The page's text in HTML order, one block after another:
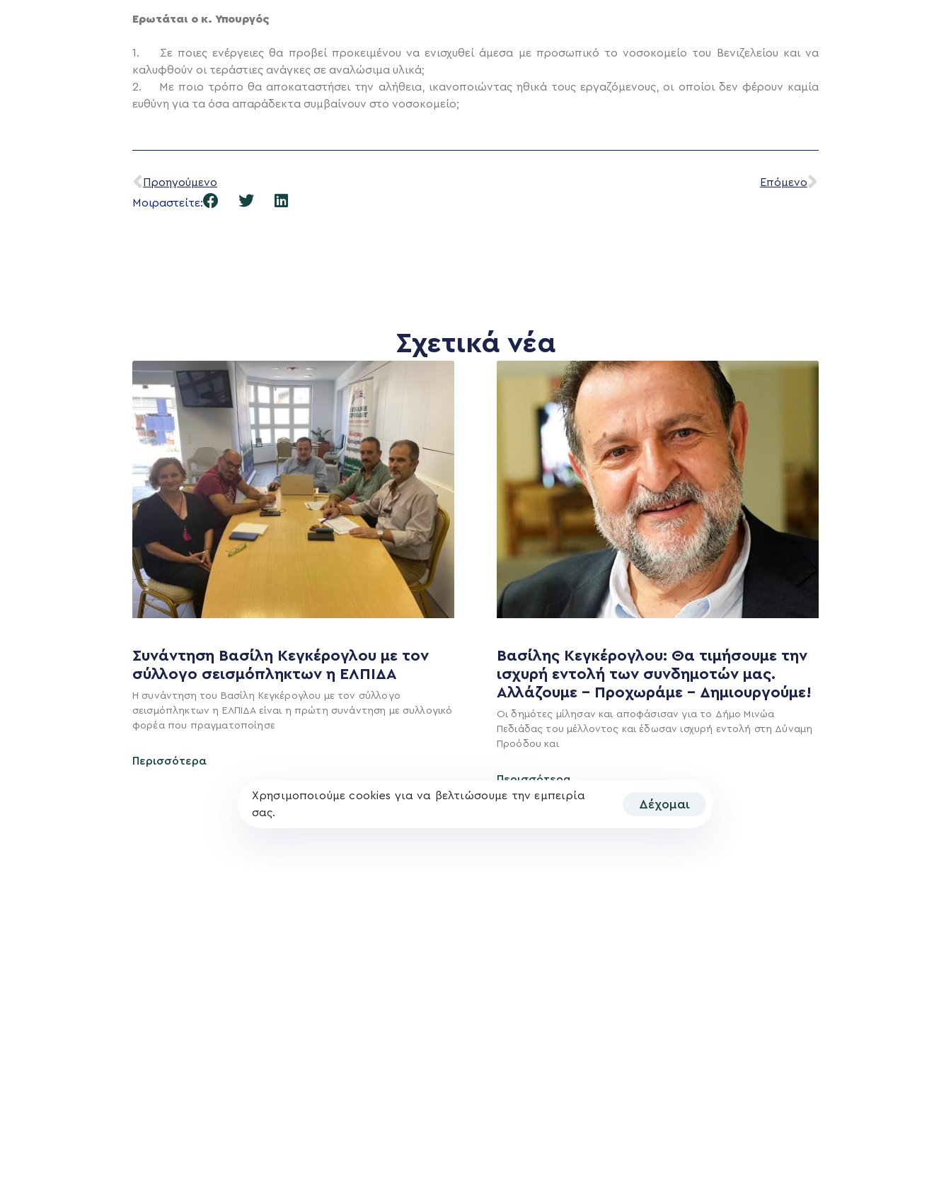
Ερωτάται ο κ. Υπουργός
1. Σε ποιες ενέργειες θα προβεί προκειμένου να ενισχυθεί άμεσα με προσωπικό το νοσοκομείο του Βενιζελείου και να
καλυφθούν οι τεράστιες ανάγκες σε αναλώσιμα υλικά;
2. Με ποιο τρόπο θα αποκαταστήσει την αλήθεια, ικανοποιώντας ηθικά τους εργαζόμενους, οι οποίοι δεν φέρουν καμία
ευθύνη για τα όσα απαράδεκτα συμβαίνουν στο νοσοκομείο;
Προηγούμενο
Επόμενο
Μοιραστείτε:
Σχετικά νέα
Συνάντηση Βασίλη Κεγκέρογλου με τον
σύλλογο σεισμόπληκτων η ΕΛΠΙΔΑ
Η συνάντηση του Βασίλη Κεγκέρογλου με τον σύλλογο
σεισμόπληκτων η ΕΛΠΙΔΑ είναι η πρώτη συνάντηση με συλλογικό
φορέα που πραγματοποίησε
Περισσότερα
Βασίλης Κεγκέρογλου: Θα τιμήσουμε την
ισχυρή εντολή των συνδημοτών μας.
Αλλάζουμε – Προχωράμε – Δημιουργούμε!
Οι δημότες μίλησαν και αποφάσισαν για το Δήμο Μινώα
Πεδιάδας του μέλλοντος και έδωσαν ισχυρή εντολή στη Δύναμη
Προόδου και
Περισσότερα
Όραμα
Πολιτική Απορρήτου
Ανακοινώσεις
Επικοινωνία
+(30) 289 102 4800
kegkeroglou@gmail.com
Χρησιμοποιούμε cookies για να βελτιώσουμε την εμπειρία
σας.
Δέχομαι